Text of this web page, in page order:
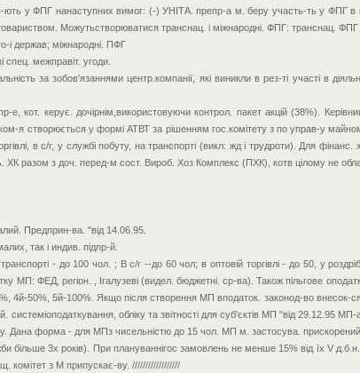
у ФПГ нанаступних вимог: (-) УНІТА. препр-а м. беру участь-ть у ФПГ в
Можутьстворюватися транснац. і міжнародні. ФПГ: транснац. ФПГ
і держав; міжнародні. ПФГ
межправіт. угоди.
за зобов'язаннями центр.компанії, які виникли в рез-ті участі в
е, кот. керує. дочірнім,використовуючи контрол. пакет акцій (38%).
я створюється у формі АТВТ за рішенням гос.комітету з по управ-у
в с/г, у службі побуту, на транспорті (викл: жд і трудроти). Для фінанс.
ХК разом з доч. перед-м сост. Вироб. Хоз Комплекс (ПХК), котв цілому не
Предприн-ва. "від 14.06.95.
так і индив. підпр-й.
- до 100 чол. ; В с/г --до 60 чол; в оптовій торгівлі - до 50, у
МП: ФЕД, регіон. , Ігалузеві (видел. бюджетні. ср-ва). Також пільгове
4й-50%, 5й-100%. Якщо після створення МП вподаток. законод-во
системіоподаткування, обліку та звітності для суб'єктів МП "від 29.12.95
Дана форма - для МПз чисельністю до 15 чол. МП м. застосува.
більше 3х років). При плануваннігос замовлень не менше 15% від їх V
комітет з М припускає-ву. //////////////////